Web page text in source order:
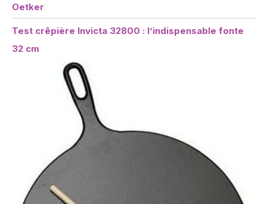
Oetker
Test crêpière Invicta 32800 : l’indispensable fonte
32 cm